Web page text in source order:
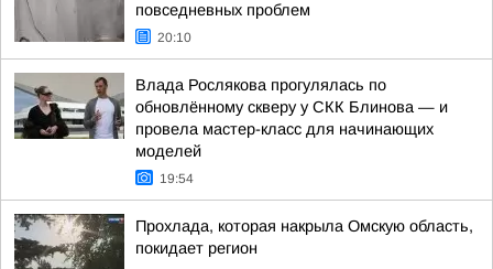
повседневных проблем
20:10
Влада Рослякова прогулялась по
обновлённому скверу у СКК Блинова — и
провела мастер-класс для начинающих
моделей
19:54
Прохлада, которая накрыла Омскую область,
покидает регион